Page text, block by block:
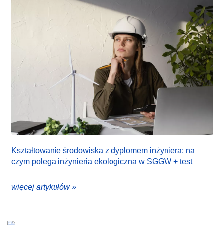
Kształtowanie środowiska z dyplomem inżyniera: na
czym polega inżynieria ekologiczna w SGGW + test
więcej artykułów »